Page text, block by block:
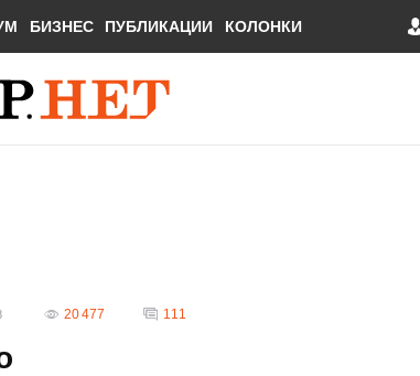
БИЗНЕС ПУБЛИКАЦИИ КОЛОНКИ
20 477 111